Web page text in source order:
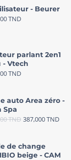
- Beurer
TND
parlant 2en1
- Vtech
TND
auto Area zéro -
Spa
TND 387,000TND
de change
beige - CAM